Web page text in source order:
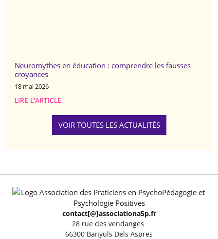
Neuromythes en éducation : comprendre les fausses
croyances
18 mai 2026
LIRE L'ARTICLE
VOIR TOUTES LES ACTUALITÉS
contact[@]associationa5p.fr
28 rue des vendanges
66300 Banyuls Dels Aspres